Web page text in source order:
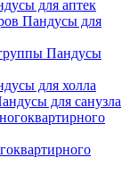
для аптек
Пандусы для
Пандусы
для холла
для санузла